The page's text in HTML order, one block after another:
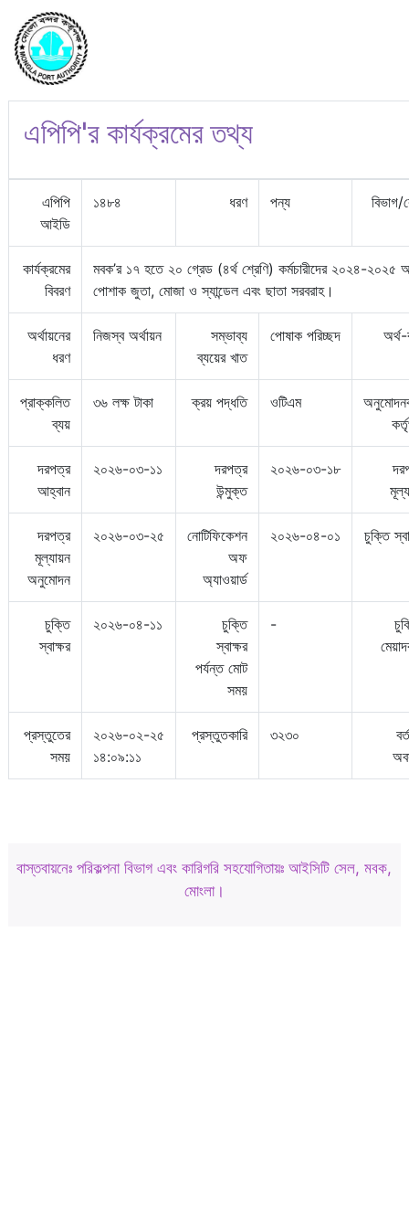
এপিপি'র কার্যক্রমের তথ্য
এপিপি
আইডি
১৪৮৪ ধরণ পন্য
কার্যক্রমের
বিবরণ
মবক’র ১৭ হতে ২০ গ্রেড (৪র্থ শ্রেণি) কর্মচারীদের ২০২৪-২০২৫
পোশাক জুতা, মোজা ও স্যান্ডেল এবং ছাতা সরবরাহ।
অর্থায়নের
ধরণ
নিজস্ব অর্থায়ন
সম্ভাব্য
ব্যয়ের খাত
পোষাক পরিচ্ছদ
প্রাক্কলিত
ব্যয়
৩৬ লক্ষ টাকা ক্রয় পদ্ধতি ওটিএম
দরপত্র
আহ্বান
২০২৬-০৩-১১
দরপত্র
উন্মুক্ত
২০২৬-০৩-১৮
দরপত্র
মূল্যায়ন
অনুমোদন
২০২৬-০৩-২৫
নোটিফিকেশন
অফ
অ্যাওয়ার্ড
২০২৬-০৪-০১ চুক্তি
চুক্তি
স্বাক্ষর
২০২৬-০৪-১১
চুক্তি
স্বাক্ষর
পর্যন্ত মোট
সময়
-
প্রস্তুতের
সময়
২০২৬-০২-২৫
১৪:০৯:১১
প্রস্তুতকারি ৩২৩০
বাস্তবায়নেঃ পরিকল্পনা বিভাগ এবং কারিগরি সহযোগিতায়ঃ আইসিটি সেল, মবক,
মোংলা।